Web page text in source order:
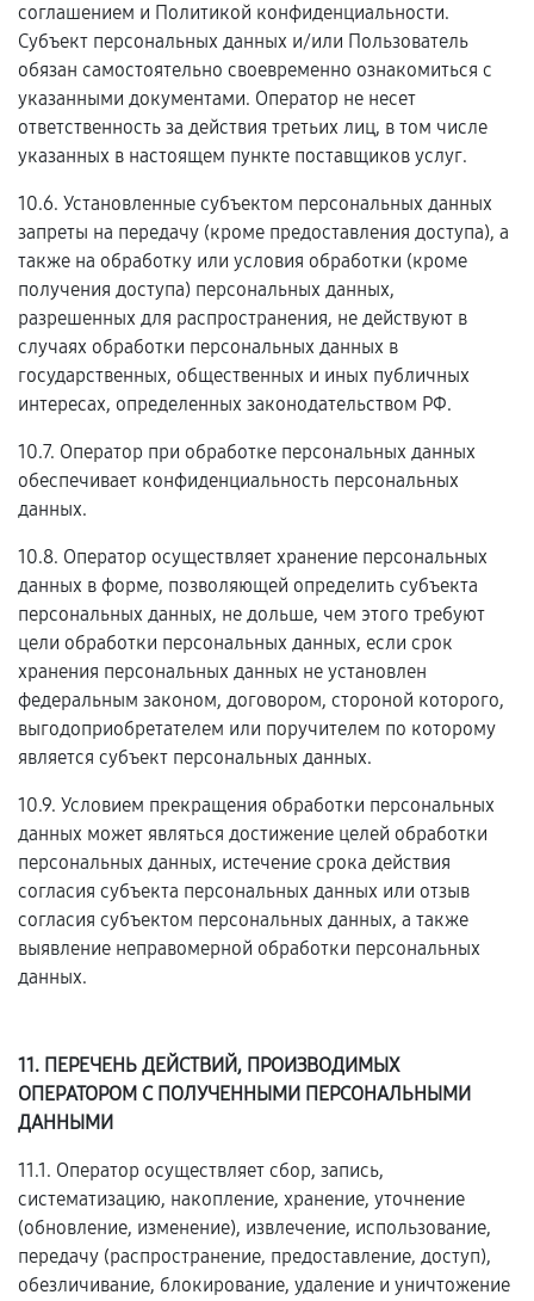
соглашением и Политикой конфиденциальности.
Субъект персональных данных и/или Пользователь
обязан самостоятельно своевременно ознакомиться с
указанными документами. Оператор не несет
ответственность за действия третьих лиц, в том числе
указанных в настоящем пункте поставщиков услуг.
10.6. Установленные субъектом персональных данных
запреты на передачу (кроме предоставления доступа), а
также на обработку или условия обработки (кроме
получения доступа) персональных данных,
разрешенных для распространения, не действуют в
случаях обработки персональных данных в
государственных, общественных и иных публичных
интересах, определенных законодательством РФ.
10.7. Оператор при обработке персональных данных
обеспечивает конфиденциальность персональных
данных.
10.8. Оператор осуществляет хранение персональных
данных в форме, позволяющей определить субъекта
персональных данных, не дольше, чем этого требуют
цели обработки персональных данных, если срок
хранения персональных данных не установлен
федеральным законом, договором, стороной которого,
выгодоприобретателем или поручителем по которому
является субъект персональных данных.
10.9. Условием прекращения обработки персональных
данных может являться достижение целей обработки
персональных данных, истечение срока действия
согласия субъекта персональных данных или отзыв
согласия субъектом персональных данных, а также
выявление неправомерной обработки персональных
данных.
11. ПЕРЕЧЕНЬ ДЕЙСТВИЙ, ПРОИЗВОДИМЫХ
ОПЕРАТОРОМ С ПОЛУЧЕННЫМИ ПЕРСОНАЛЬНЫМИ
ДАННЫМИ
11.1. Оператор осуществляет сбор, запись,
систематизацию, накопление, хранение, уточнение
(обновление, изменение), извлечение, использование,
передачу (распространение, предоставление, доступ),
обезличивание, блокирование, удаление и уничтожение